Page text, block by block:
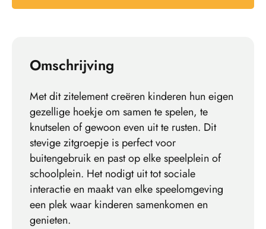
Omschrijving
Met dit zitelement creëren kinderen hun eigen
gezellige hoekje om samen te spelen, te
knutselen of gewoon even uit te rusten. Dit
stevige zitgroepje is perfect voor
buitengebruik en past op elke speelplein of
schoolplein. Het nodigt uit tot sociale
interactie en maakt van elke speelomgeving
een plek waar kinderen samenkomen en
genieten.